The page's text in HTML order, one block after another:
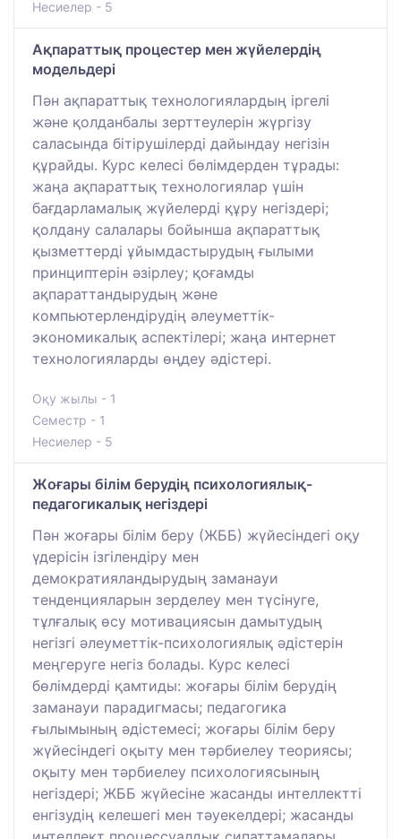
Несиелер - 5
Ақпараттық процестер мен жүйелердің
модельдері
Пән ақпараттық технологиялардың іргелі
және қолданбалы зерттеулерін жүргізу
саласында бітірушілерді дайындау негізін
құрайды. Курс келесі бөлімдерден тұрады:
жаңа ақпараттық технологиялар үшін
бағдарламалық жүйелерді құру негіздері;
қолдану салалары бойынша ақпараттық
қызметтерді ұйымдастырудың ғылыми
принциптерін әзірлеу; қоғамды
ақпараттандырудың және
компьютерлендірудің әлеуметтік-
экономикалық аспектілері; жаңа интернет
технологияларды өңдеу әдістері.
Оқу жылы - 1
Семестр - 1
Несиелер - 5
Жоғары білім берудің психологиялық-
педагогикалық негіздері
Пән жоғары білім беру (ЖББ) жүйесіндегі оқу
үдерісін ізгілендіру мен
демократияландырудың заманауи
тенденцияларын зерделеу мен түсінуге,
тұлғалық өсу мотивациясын дамытудың
негізгі әлеуметтік-психологиялық әдістерін
меңгеруге негіз болады. Курс келесі
бөлімдерді қамтиды: жоғары білім берудің
заманауи парадигмасы; педагогика
ғылымының әдістемесі; жоғары білім беру
жүйесіндегі оқыту мен тәрбиелеу теориясы;
оқыту мен тәрбиелеу психологиясының
негіздері; ЖББ жүйесіне жасанды интеллектті
енгізудің келешегі мен тәуекелдері; жасанды